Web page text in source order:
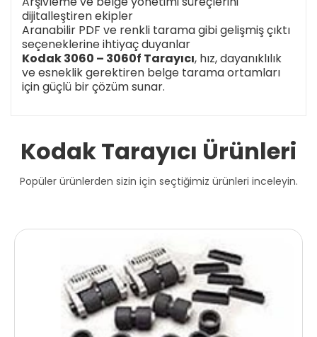
dijitalleştiren ekipler
Aranabilir PDF ve renkli tarama gibi gelişmiş çıktı
seçeneklerine ihtiyaç duyanlar
Kodak 3060 – 3060f Tarayıcı, hız, dayanıklılık
ve esneklik gerektiren belge tarama ortamları
için güçlü bir çözüm sunar.
Kodak Tarayıcı Ürünleri
Popüler ürünlerden sizin için seçtiğimiz ürünleri inceleyin.